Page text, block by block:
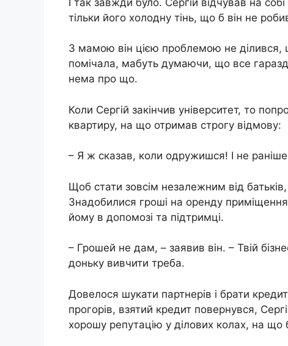
тільки його холодну тінь, що б він не
З мамою він цією проблемою не ділився,
помічала, мабуть думаючи, що все гаразд
нема про що.
Коли Сергій закінчив університет, то
квартиру, на що отримав строгу відмову:
– Я ж сказав, коли одружишся! І не
Щоб стати зовсім незалежним від
Знадобилися гроші на оренду
йому в допомозі та підтримці.
– Грошей не дам, – заявив він. – Твій
доньку вивчити треба.
Довелося шукати партнерів і брати
прогорів, взятий кредит повернувся,
хорошу репутацію у ділових колах, на що